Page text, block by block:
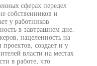
сферах передел
собственников и
у работников
в завтрашнем дне.
нацеленность на
создает и у
власти на местах
в работе, что